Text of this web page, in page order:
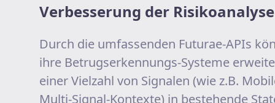
Verbesserung der Risikoanalyse
Durch die umfassenden Futurae-APIs
ihre Betrugserkennungs-Systeme
einer Vielzahl von Signalen (wie z.B.
Multi-Signal-Kontexte) in bestehende